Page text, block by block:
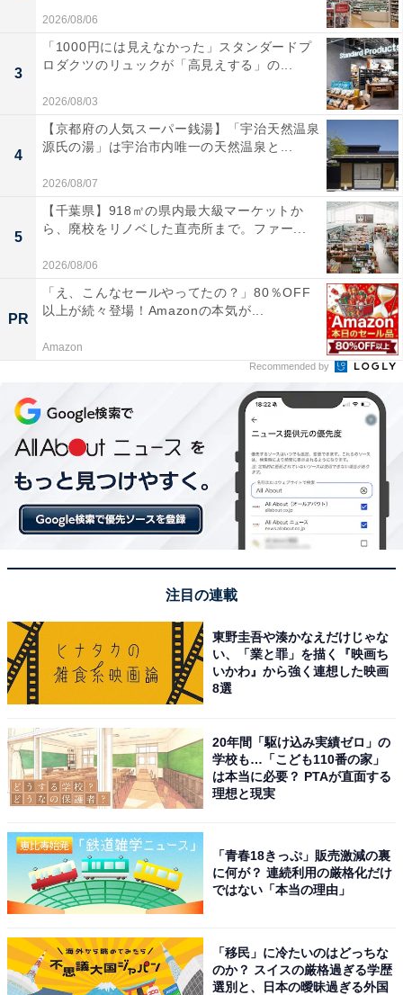
2026/08/06
3
「1000円には見えなかった」スタンダードプ
ロダクツのリュックが「高見えする」の...
2026/08/03
4
【京都府の人気スーパー銭湯】「宇治天然温泉
源氏の湯」は宇治市内唯一の天然温泉と...
2026/08/07
5
【千葉県】918㎡の県内最大級マーケットか
ら、廃校をリノベした直売所まで。ファー...
2026/08/06
PR
「え、こんなセールやってたの？」80％OFF
以上が続々登場！Amazonの本気が...
Amazon
Recommended by
注目の連載
東野圭吾や湊かなえだけじゃな
い、「業と罪」を描く『映画ち
いかわ』から強く連想した映画
8選
20年間「駆け込み実績ゼロ」の
学校も…「こども110番の家」
は本当に必要？ PTAが直面する
理想と現実
「青春18きっぷ」販売激減の裏
に何が？ 連続利用の厳格化だけ
ではない「本当の理由」
「移民」に冷たいのはどっちな
のか？ スイスの厳格過ぎる学歴
選別と、日本の曖昧過ぎる外国